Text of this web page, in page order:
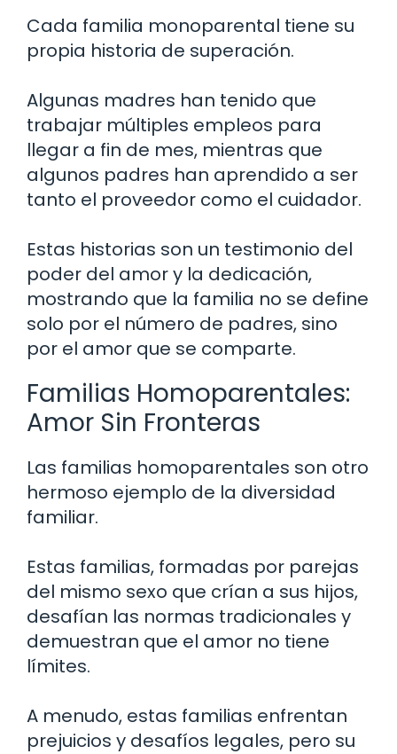
Cada familia monoparental tiene su
propia historia de superación.
Algunas madres han tenido que
trabajar múltiples empleos para
llegar a fin de mes, mientras que
algunos padres han aprendido a ser
tanto el proveedor como el cuidador.
Estas historias son un testimonio del
poder del amor y la dedicación,
mostrando que la familia no se define
solo por el número de padres, sino
por el amor que se comparte.
Familias Homoparentales:
Amor Sin Fronteras
Las familias homoparentales son otro
hermoso ejemplo de la diversidad
familiar.
Estas familias, formadas por parejas
del mismo sexo que crían a sus hijos,
desafían las normas tradicionales y
demuestran que el amor no tiene
límites.
A menudo, estas familias enfrentan
prejuicios y desafíos legales, pero su